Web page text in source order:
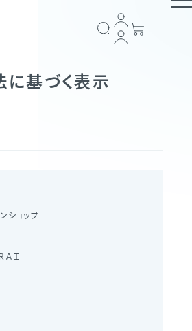
て
ー
づく表記
いて
基づく表示
ショップ
ＡＩ